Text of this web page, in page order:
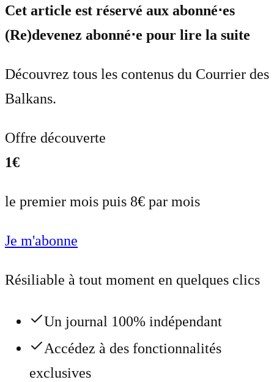
Cet article est réservé aux abonné⋅es
(Re)devenez abonné⋅e pour lire la suite
Découvrez tous les contenus du Courrier des
Balkans.
Offre découverte
1€
le premier mois puis 8€ par mois
Je m'abonne
Résiliable à tout moment en quelques clics
Un journal 100% indépendant
Accédez à des fonctionnalités
exclusives